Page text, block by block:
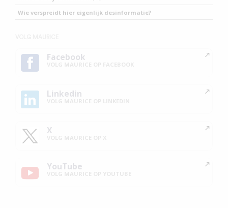
Wie verspreidt hier eigenlijk desinformatie?
Facebook
Linkedin
X
YouTube